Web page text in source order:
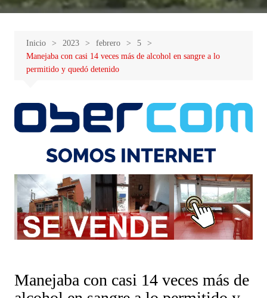
Inicio 2023 febrero
5
Manejaba con casi 14 veces más de alcohol en sangre a lo
permitido y quedó detenido
Manejaba con casi 14 veces más de